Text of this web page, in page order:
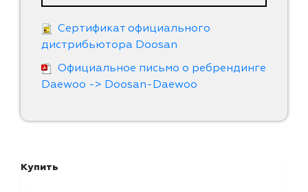
Сертификат официального
дистрибьютора Doosan
Официальное письмо о ребрендинге
Daewoo -> Doosan-Daewoo
Купить